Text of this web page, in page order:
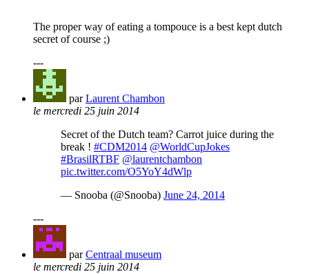
The proper way of eating a tompouce is a best kept dutch
secret of course ;)
---
parLaurent Chambon
le mercredi 25 juin 2014
Secret of the Dutch team? Carrot juice during the
break ! #CDM2014 @WorldCupJokes
#BrasilRTBF @laurentchambon
pic.twitter.com/O5YoY4dWlp
— Snooba (@Snooba) June 24, 2014
---
parCentraal museum
le mercredi 25 juin 2014